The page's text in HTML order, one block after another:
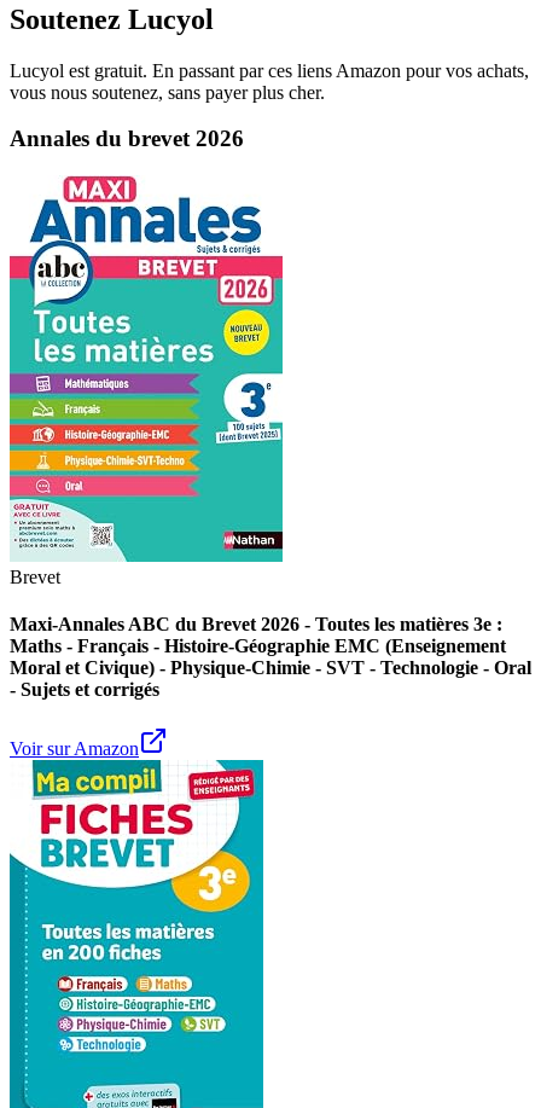
Soutenez Lucyol
Lucyol est gratuit. En passant par ces liens Amazon pour vos achats,
vous nous soutenez, sans payer plus cher.
Annales du brevet 2026
Brevet
Maxi-Annales ABC du Brevet 2026 - Toutes les matières 3e :
Maths - Français - Histoire-Géographie EMC (Enseignement
Moral et Civique) - Physique-Chimie - SVT - Technologie - Oral
- Sujets et corrigés
Voir sur Amazon